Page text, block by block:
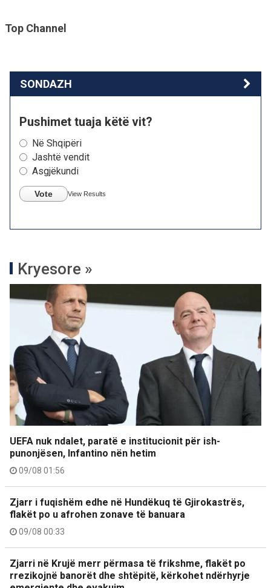
Top Channel
SONDAZH
Pushimet tuaja këtë vit?
Në Shqipëri
Jashtë vendit
Asgjëkundi
Vote View Results
Kryesore »
UEFA nuk ndalet, paratë e institucionit për ish-
punonjësen, Infantino nën hetim
09/08 01:56
Zjarr i fuqishëm edhe në Hundëkuq të Gjirokastrës,
flakët po u afrohen zonave të banuara
09/08 00:33
Zjarri në Krujë merr përmasa të frikshme, flakët po
rrezikojnë banorët dhe shtëpitë, kërkohet ndërhyrje